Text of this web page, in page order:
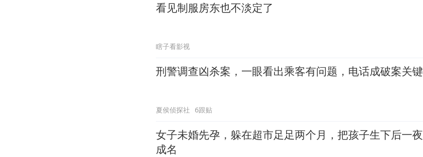
看见制服房东也不淡定了
瞎子看影视
刑警调查凶杀案，一眼看出乘客有问题，电话成破案关键
夏侯侦探社 6跟贴
女子未婚先孕，躲在超市足足两个月，把孩子生下后一夜
成名